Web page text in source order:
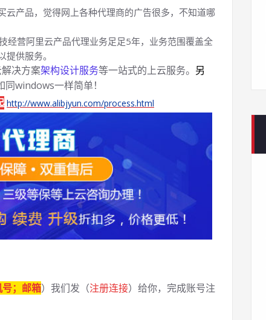
产品，觉得网上各种代理商的广告很多，不知道哪
营阿里云产品代理业务足足5年，业务范围覆盖全
供服务。
决方案架构设计服务等一站式的上云服务。 另
windows一样简单！
http://www.alibjyun.com/process.html
；邮箱）我们发（注册连接）给你，完成账号注